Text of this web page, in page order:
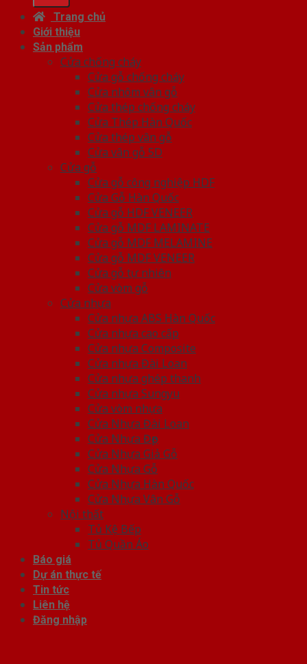
Trang chủ
Giới thiệu
Sản phẩm
Cửa chống cháy
Cửa gỗ chống cháy
Cửa nhôm vân gỗ
Cửa thép chống cháy
Cửa Thép Hàn Quốc
Cửa thép vân gỗ
Cửa vân gỗ 5D
Cửa gỗ
Cửa gỗ công nghiệp HDF
Cửa Gỗ Hàn Quốc
Cửa gỗ HDF VENEER
Cửa gỗ MDF LAMINATE
Cửa gỗ MDF MELAMINE
Cửa gỗ MDF VENEER
Cửa gỗ tự nhiên
Cửa vòm gỗ
Cửa nhựa
Cửa nhựa ABS Hàn Quốc
Cửa nhựa cao cấp
Cửa nhựa Composite
Cửa nhựa Đài Loan
Cửa nhựa ghép thanh
Cửa nhựa Sungyu
Cửa vòm nhựa
Cửa Nhựa Đài Loan
Cửa Nhựa Đẹp
Cửa Nhựa Giả Gỗ
Cửa Nhựa Gỗ
Cửa Nhựa Hàn Quốc
Cửa Nhựa Vân Gỗ
Nội thất
Tủ Kệ Bếp
Tủ Quần Áo
Báo giá
Dự án thực tế
Tin tức
Liên hệ
Đăng nhập